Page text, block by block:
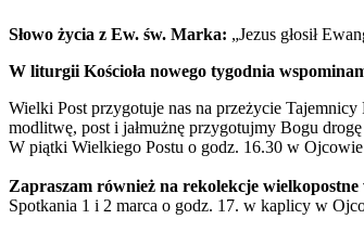
Słowo życia z Ew. św. Marka: „Jezus głosił
W liturgii Kościoła nowego tygodnia
Wielki Post przygotuje nas na przeżycie Tajemnicy
modlitwę, post i jałmużnę przygotujmy Bogu drogę
W piątki Wielkiego Postu o godz. 16.30 w
Zapraszam również na rekolekcje
Spotkania 1 i 2 marca o godz. 17. w kaplicy w